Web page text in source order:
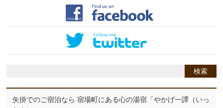
矢掛でのご宿泊なら 宿場町にある心の湯宿「やかげ一譚（いっ